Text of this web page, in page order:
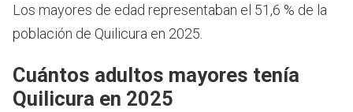
Los mayores de edad representaban el 51,6 % de la
población de Quilicura en 2025.
Cuántos adultos mayores tenía
Quilicura en 2025